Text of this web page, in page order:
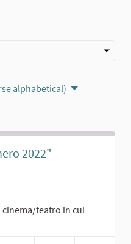
alphabetical)
2022"
teatro in cui